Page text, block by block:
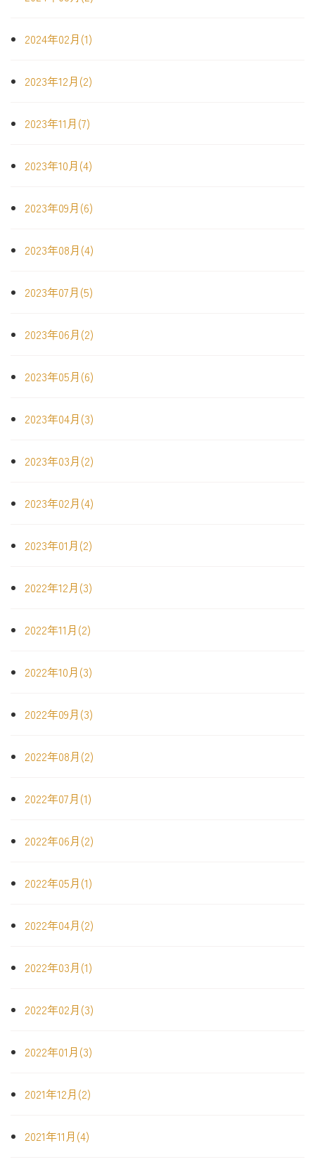
2024年02月(1)
2023年12月(2)
2023年11月(7)
2023年10月(4)
2023年09月(6)
2023年08月(4)
2023年07月(5)
2023年06月(2)
2023年05月(6)
2023年04月(3)
2023年03月(2)
2023年02月(4)
2023年01月(2)
2022年12月(3)
2022年11月(2)
2022年10月(3)
2022年09月(3)
2022年08月(2)
2022年07月(1)
2022年06月(2)
2022年05月(1)
2022年04月(2)
2022年03月(1)
2022年02月(3)
2022年01月(3)
2021年12月(2)
2021年11月(4)